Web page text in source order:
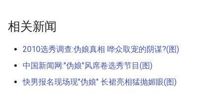
相关新闻
2010选秀调查:伪娘真相 哗众取宠的阴谋?(图)
中国新闻网:"伪娘"风席卷选秀节目(图)
快男报名现场现"伪娘" 长裙亮相猛抛媚眼(图)